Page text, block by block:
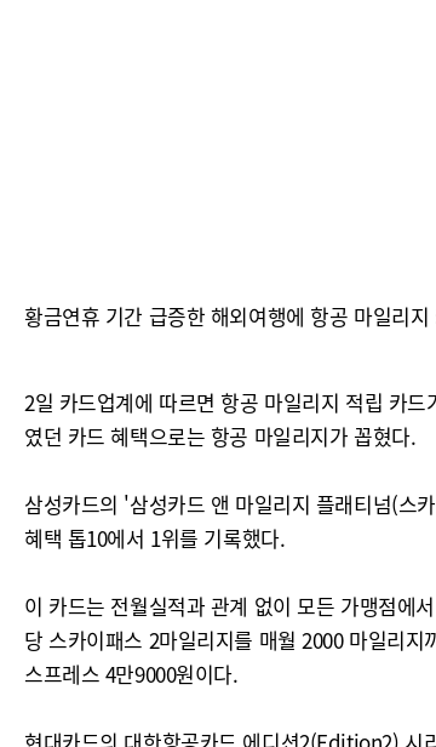
황금연휴 기간 급증한 해외여행에 항공 마일리
2일 카드업계에 따르면 항공 마일리지 적립 카
였던 카드 혜택으로는 항공 마일리지가 꼽혔다.
삼성카드의 '삼성카드 앤 마일리지 플래티넘(스
혜택 톱10에서 1위를 기록했다.
이 카드는 전월실적과 관계 없이 모든 가맹점
당 스카이패스 2마일리지를 매월 2000 마일리
스프레스 4만9000원이다.